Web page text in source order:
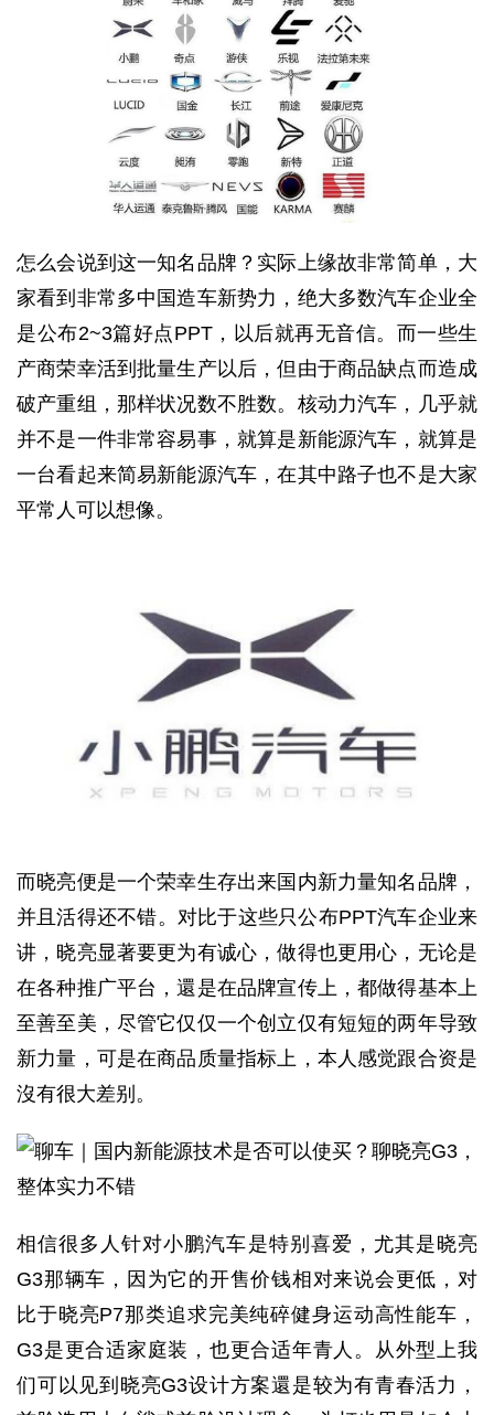
怎么会说到这一知名品牌？实际上缘故非常简单，大
家看到非常多中国造车新势力，绝大多数汽车企业全
是公布2~3篇好点PPT，以后就再无音信。而一些生
产商荣幸活到批量生产以后，但由于商品缺点而造成
破产重组，那样状况数不胜数。核动力汽车，几乎就
并不是一件非常容易事，就算是新能源汽车，就算是
一台看起来简易新能源汽车，在其中路子也不是大家
平常人可以想像。
而晓亮便是一个荣幸生存出来国内新力量知名品牌，
并且活得还不错。对比于这些只公布PPT汽车企业来
讲，晓亮显著要更为有诚心，做得也更用心，无论是
在各种推广平台，還是在品牌宣传上，都做得基本上
至善至美，尽管它仅仅一个创立仅有短短的两年导致
新力量，可是在商品质量指标上，本人感觉跟合资是
沒有很大差别。
相信很多人针对小鹏汽车是特别喜爱，尤其是晓亮
G3那辆车，因为它的开售价钱相对来说会更低，对
比于晓亮P7那类追求完美纯碎健身运动高性能车，
G3是更合适家庭装，也更合适年青人。从外型上我
们可以见到晓亮G3设计方案還是较为有青春活力，